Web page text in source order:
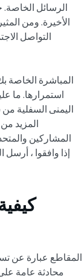
الرسائل الخاصة.
الأخيرة. ومن
التواصل
استمرارها. ما
اليمنى السفلية
المزيد
المشاركين
إذا وافقوا ، أرسل
محادثة عامة